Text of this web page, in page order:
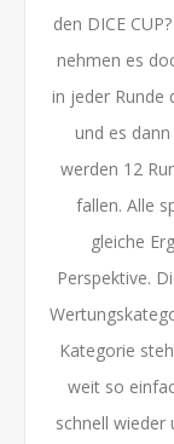
den DICE
nehmen es
in jeder Runde
und es
werden 12
fallen. Alle
gleiche
Perspektive.
Kategorie
weit so
schnell wieder